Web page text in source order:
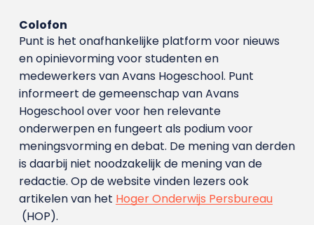
Colofon
Punt is het onafhankelijke platform voor nieuws
en opinievorming voor studenten en
medewerkers van Avans Hoge­school. Punt
informeert de gemeenschap van Avans
Hogeschool over voor hen relevante
onderwerpen en fungeert als podium voor
meningsvorming en debat. De mening van derden
is daarbij niet noodzakelijk de mening van de
redactie. Op de website vinden lezers ook
artikelen van het Hoger Onderwijs Persbureau
(HOP).